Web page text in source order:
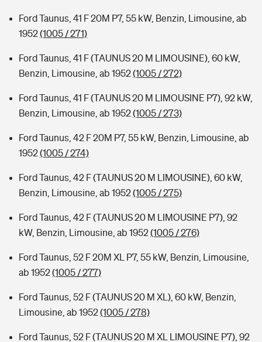
Ford Taunus, 41 F 20M P7, 55 kW, Benzin, Limousine, ab
1952(1005 / 271)
Ford Taunus, 41 F (TAUNUS 20 M LIMOUSINE), 60 kW,
Benzin, Limousine, ab 1952(1005 / 272)
Ford Taunus, 41 F (TAUNUS 20 M LIMOUSINE P7), 92 kW,
Benzin, Limousine, ab 1952(1005 / 273)
Ford Taunus, 42 F 20M P7, 55 kW, Benzin, Limousine, ab
1952(1005 / 274)
Ford Taunus, 42 F (TAUNUS 20 M LIMOUSINE), 60 kW,
Benzin, Limousine, ab 1952(1005 / 275)
Ford Taunus, 42 F (TAUNUS 20 M LIMOUSINE P7), 92
kW, Benzin, Limousine, ab 1952(1005 / 276)
Ford Taunus, 52 F 20M XL P7, 55 kW, Benzin, Limousine,
ab 1952(1005 / 277)
Ford Taunus, 52 F (TAUNUS 20 M XL), 60 kW, Benzin,
Limousine, ab 1952(1005 / 278)
Ford Taunus, 52 F (TAUNUS 20 M XL LIMOUSINE P7), 92